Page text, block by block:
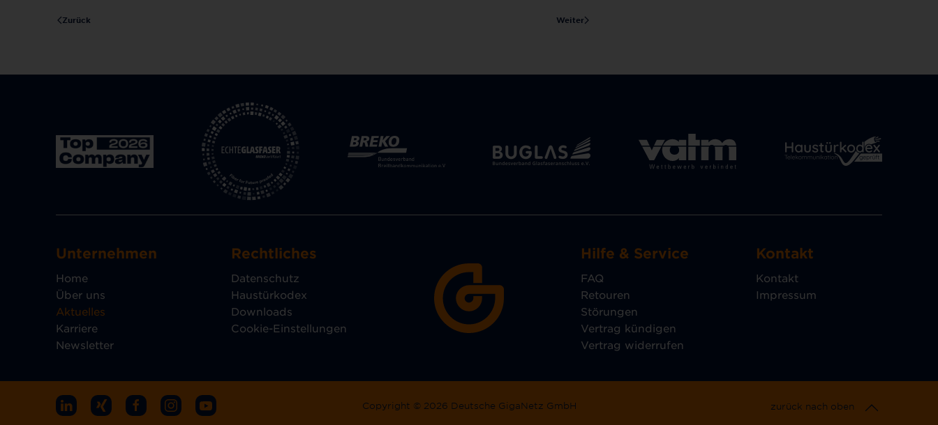
Zurück Weiter
Unternehmen
Home
Über uns
Aktuelles
Karriere
Newsletter
Rechtliches
Datenschutz
Haustürkodex
Downloads
Cookie-Einstellungen
Hilfe & Service
FAQ
Retouren
Störungen
Vertrag kündigen
Vertrag widerrufen
Kontakt
Kontakt
Impressum
Copyright © 2026 Deutsche GigaNetz GmbH zurück nach oben